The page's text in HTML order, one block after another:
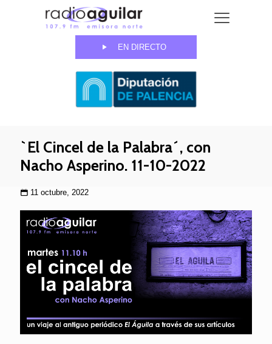
EN DIRECTO
`El Cincel de la Palabra´, con
Nacho Asperino. 11-10-2022
11 octubre, 2022